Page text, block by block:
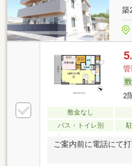
築
管
2
敷金なし
バス・トイレ別
ご案内前に電話にて